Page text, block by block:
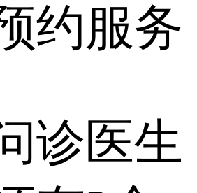
约服务
诊医生